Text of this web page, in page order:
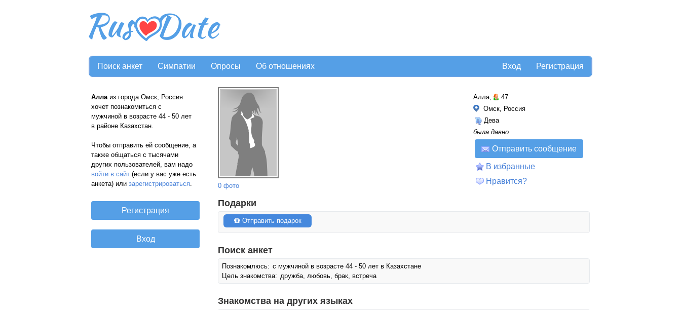
Поиск анкет Симпатии Опросы Об отношениях Регистрация
Вход
Аллаиз города Омск, Россия
хочет познакомиться с
мужчиной в возрасте 44 - 50 лет
в районе Казахстан.
Чтобы отправить ей сообщение, а
также общаться с тысячами
других пользователей, вам надо
войти в сайт (если у вас уже есть
анкета) или зарегистрироваться. 0 фото
Алла,
47
Омск, Россия
Дева
была давно
Отправить сообщение
В избранные
Нравится?
Подарки
Отправить подарок
Поиск анкет
Познакомлюсь: с мужчиной в возрасте 44 - 50 лет в Казахстане
Цель знакомства: дружба, любовь, брак, встреча
Знакомства на других языках